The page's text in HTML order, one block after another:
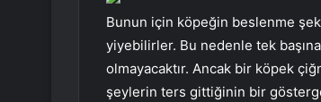
Bunun için köpeğin beslenme
yiyebilirler. Bu nedenle tek
olmayacaktır. Ancak bir köpek
şeylerin ters gittiğinin bir